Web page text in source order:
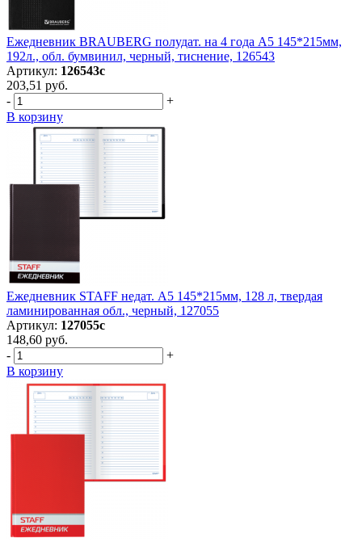
Ежедневник BRAUBERG полудат. на 4 года А5 145*215мм,
192л., обл. бумвинил, черный, тиснение, 126543
Артикул: 126543с
203,51 руб.
-
+
В корзину
Ежедневник STAFF недат. А5 145*215мм, 128 л, твердая
ламинированная обл., черный, 127055
Артикул: 127055с
148,60 руб.
-
+
В корзину